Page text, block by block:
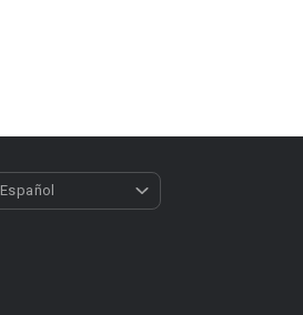
Español